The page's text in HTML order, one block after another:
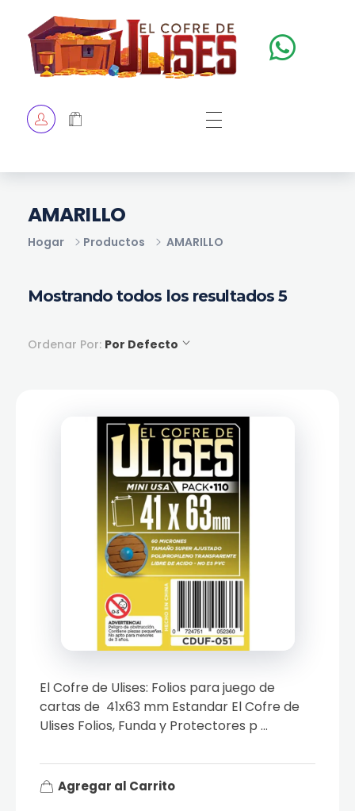
TIENDA
Hogar Productos AMARILLO
AMARILLO
Mostrando todos los resultados 5
Ordenar Por: Por Defecto
El Cofre de Ulises: Folios para juego de
cartas de 41x63 mm Estandar El Cofre de
Ulises Folios, Funda y Protectores p ...
Agregar al Carrito